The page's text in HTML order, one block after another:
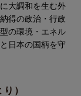
大調和を生む外
得の政治・行政
の環境・エネル
日本の国柄を守
）